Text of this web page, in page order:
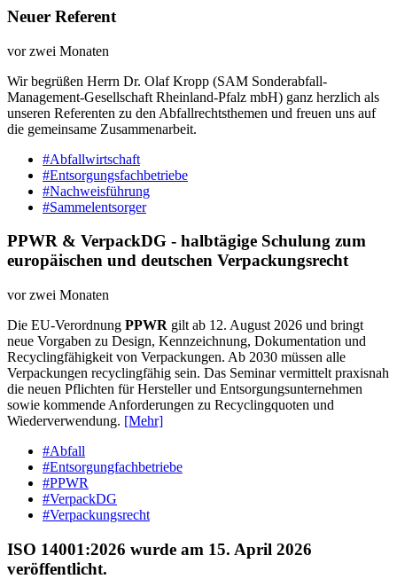
Neuer Referent
vor zwei Monaten
Wir begrüßen Herrn Dr. Olaf Kropp (SAM Sonderabfall-
Management-Gesellschaft Rheinland-Pfalz mbH) ganz herzlich als
unseren Referenten zu den Abfallrechtsthemen und freuen uns auf
die gemeinsame Zusammenarbeit.
#Abfallwirtschaft
#Entsorgungsfachbetriebe
#Nachweisführung
#Sammelentsorger
PPWR & VerpackDG - halbtägige Schulung zum
europäischen und deutschen Verpackungsrecht
vor zwei Monaten
Die EU-Verordnung PPWR gilt ab 12. August 2026 und bringt
neue Vorgaben zu Design, Kennzeichnung, Dokumentation und
Recyclingfähigkeit von Verpackungen. Ab 2030 müssen alle
Verpackungen recyclingfähig sein. Das Seminar vermittelt praxisnah
die neuen Pflichten für Hersteller und Entsorgungsunternehmen
sowie kommende Anforderungen zu Recyclingquoten und
Wiederverwendung. [Mehr]
#Abfall
#Entsorgungfachbetriebe
#PPWR
#VerpackDG
#Verpackungsrecht
ISO 14001:2026 wurde am 15. April 2026
veröffentlicht.